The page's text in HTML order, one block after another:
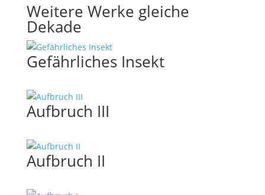
Weitere Werke gleiche
Dekade
Gefährliches Insekt
Aufbruch III
Aufbruch II